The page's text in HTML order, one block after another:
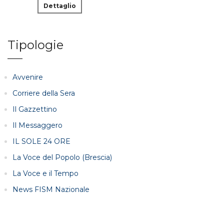
Dettaglio
Tipologie
Avvenire
Corriere della Sera
Il Gazzettino
Il Messaggero
IL SOLE 24 ORE
La Voce del Popolo (Brescia)
La Voce e il Tempo
News FISM Nazionale